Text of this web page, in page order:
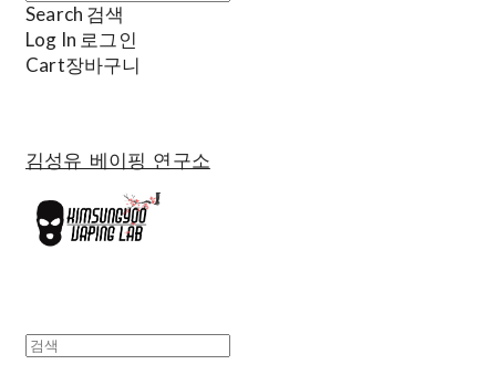
Search 검색
Log In 로그인
Cart장바구니
김성유 베이핑 연구소